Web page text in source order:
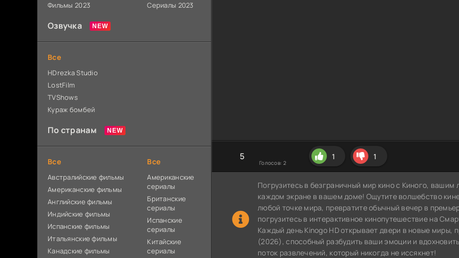
5
Голосов: 2
1 1
Погрузитесь в безграничный мир кино с Киного,
каждом экране в вашем доме! Ощутите волшебство
любой точке мира, превратите обычный вечер в
погрузитесь в интерактивное кинопутешествие на
Каждый день Kinogo HD открывает двери в новые миры,
(2026), способный разбудить ваши эмоции и
поток развлечений, который никогда не иссякнет!
Фильмы 2023
Сериалы 2023
Озвучка
Все
HDrezka Studio
LostFilm
TVShows
Кураж бомбей
По странам
Все
Австралийские фильмы
Американские фильмы
Английские фильмы
Индийские фильмы
Испанские фильмы
Итальянские фильмы
Канадские фильмы
Все
Американские
сериалы
Британские
сериалы
Испанские
сериалы
Китайские
сериалы